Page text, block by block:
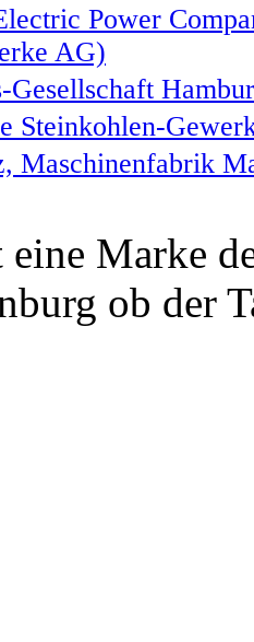
Power
AG)
Gesellschaft
Steinkohlen-
Maschinenfabrik
eine Marke
ob der